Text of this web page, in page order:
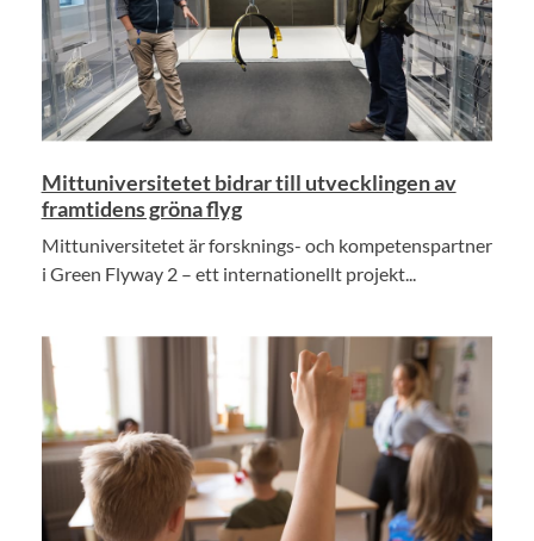
Mittuniversitetet bidrar till utvecklingen av
framtidens gröna flyg
Mittuniversitetet är forsknings- och kompetenspartner
i Green Flyway 2 – ett internationellt projekt...